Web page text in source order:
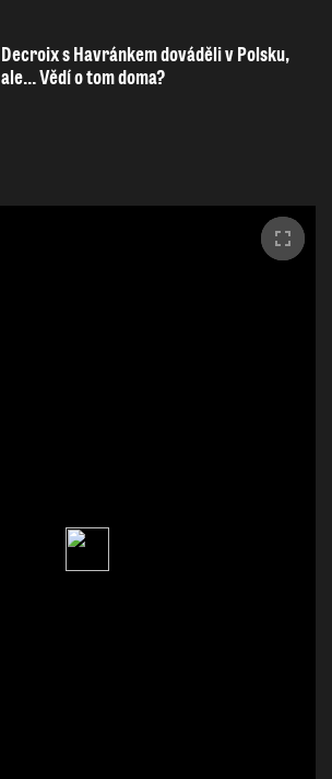
Decroix s Havránkem dováděli v Polsku,
ale… Vědí o tom doma?